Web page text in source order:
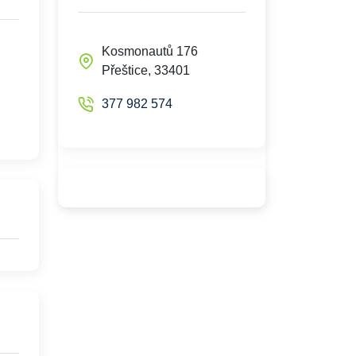
Kosmonautů 176
Přeštice, 33401
377 982 574